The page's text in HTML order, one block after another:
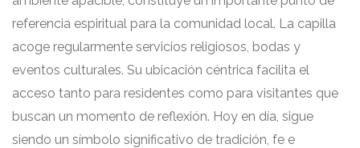
referencia espiritual para la comunidad local. La capilla
acoge regularmente servicios religiosos, bodas y
eventos culturales. Su ubicación céntrica facilita el
acceso tanto para residentes como para visitantes que
buscan un momento de reflexión. Hoy en día, sigue
siendo un símbolo significativo de tradición, fe e